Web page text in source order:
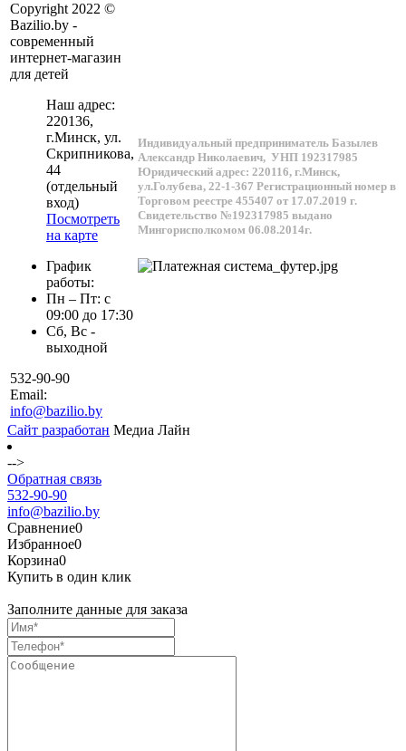
Copyright 2022 ©
Bazilio.by -
современный
интернет-магазин
для детей
Наш адрес:
220136,
г.Минск, ул.
Скрипникова,
44
(отдельный
вход)
Посмотреть
на карте
График
работы:
Пн – Пт: с
09:00 до 17:30
Сб, Вс -
выходной
532-90-90
Email:
info@bazilio.by
Индивидуальный предприниматель Базылев
Александр Николаевич, УНП 192317985
Юридический адрес: 220116, г.Минск,
ул.Голубева, 22-1-367 Регистрационный номер в
Торговом реестре 455407 от 17.07.2019 г.
Свидетельство №192317985 выдано
Мингорисполкомом 06.08.2014г.
Сайт разработан Медиа Лайн
-->
Обратная связь
532-90-90
info@bazilio.by
Сравнение0
Избранное0
Корзина0
Купить в один клик
Заполните данные для заказа